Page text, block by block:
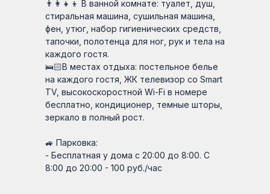
👨‍👩‍👧‍👦 В ванной комнате: туалет, душ,
стиральная машина, сушильная машина,
фен, утюг, набор гигиенических средств,
тапочки, полотенца для ног, рук и тела на
каждого гостя.
🛌🏻В местах отдыха: постельное белье
на каждого гостя, ЖК телевизор со Smart
TV, высокоскоростной Wi-Fi в номере
бесплатно, кондиционер, темные шторы,
зеркало в полный рост.
🚙 Парковка:
- Бесплатная у дома с 20:00 до 8:00. С
8:00 до 20:00 - 100 руб./час